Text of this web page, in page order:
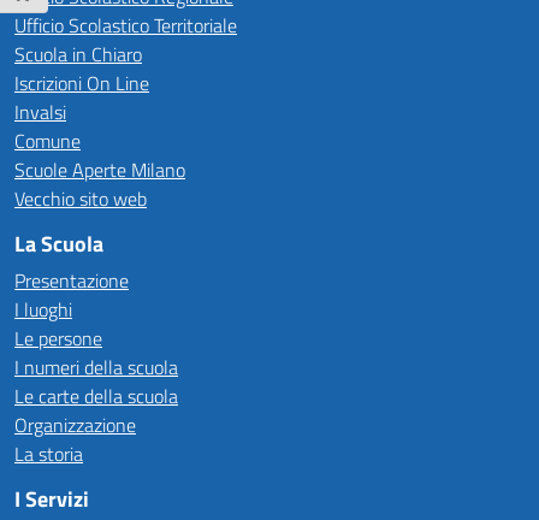
Ufficio Scolastico Territoriale
Scuola in Chiaro
Iscrizioni On Line
Invalsi
Comune
Scuole Aperte Milano
Vecchio sito web
La Scuola
Presentazione
I luoghi
Le persone
I numeri della scuola
Le carte della scuola
Organizzazione
La storia
I Servizi